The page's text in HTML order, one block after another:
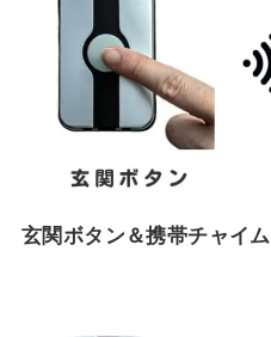
玄関ボタン＆携帯チャイ